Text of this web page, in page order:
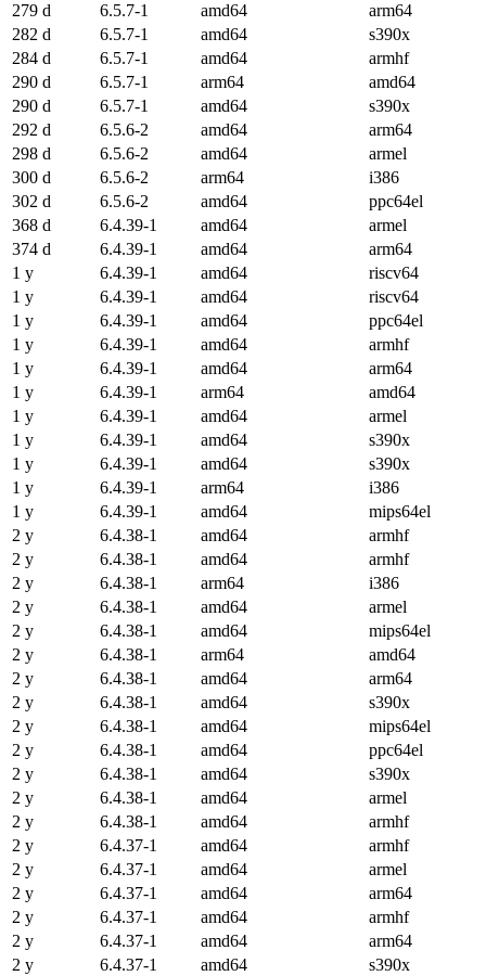
279 d
6.5.7-1 amd64
arm64
282 d
6.5.7-1 amd64
s390x
284 d
6.5.7-1 amd64
armhf
290 d
6.5.7-1 arm64
amd64
290 d
6.5.7-1 amd64
s390x
292 d
6.5.6-2 amd64
arm64
298 d
6.5.6-2 amd64
armel
300 d
6.5.6-2 arm64
i386
302 d
6.5.6-2 amd64
ppc64el
368 d
6.4.39-1 amd64
armel
374 d
6.4.39-1 amd64
arm64
1 y
6.4.39-1 amd64
riscv64
1 y
6.4.39-1 amd64
riscv64
1 y
6.4.39-1 amd64
ppc64el
1 y
6.4.39-1 amd64
armhf
1 y
6.4.39-1 amd64
arm64
1 y
6.4.39-1 arm64
amd64
1 y
6.4.39-1 amd64
armel
1 y
6.4.39-1 amd64
s390x
1 y
6.4.39-1 amd64
s390x
1 y
6.4.39-1 arm64
i386
1 y
6.4.39-1 amd64
mips64el
2 y
6.4.38-1 amd64
armhf
2 y
6.4.38-1 amd64
armhf
2 y
6.4.38-1 arm64
i386
2 y
6.4.38-1 amd64
armel
2 y
6.4.38-1 amd64
mips64el
2 y
6.4.38-1 arm64
amd64
2 y
6.4.38-1 amd64
arm64
2 y
6.4.38-1 amd64
s390x
2 y
6.4.38-1 amd64
mips64el
2 y
6.4.38-1 amd64
ppc64el
2 y
6.4.38-1 amd64
s390x
2 y
6.4.38-1 amd64
armel
2 y
6.4.38-1 amd64
armhf
2 y
6.4.37-1 amd64
armhf
2 y
6.4.37-1 amd64
armel
2 y
6.4.37-1 amd64
arm64
2 y
6.4.37-1 amd64
armhf
2 y
6.4.37-1 amd64
arm64
2 y
6.4.37-1 amd64
s390x